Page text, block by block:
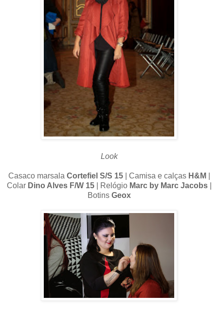
Look
Casaco marsala Cortefiel S/S 15| Camisa e calças H&M
Colar Dino Alves F/W 15| RelógioMarc by Marc Jacobs
Botins Geox